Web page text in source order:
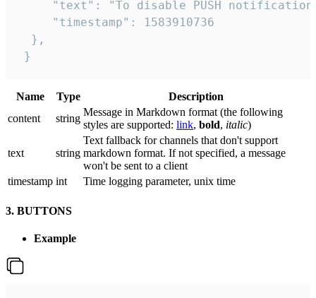
"text": "To disable PUSH
     "timestamp": 1583910736
  },
}
Name Type
Description
сontent
string
Message in Markdown format (the following
styles are supported: link, bold, italic)
text string
Text fallback for channels that don't support
markdown format. If not specified, a message
won't be sent to a client
timestamp int Time logging parameter, unix time
3. BUTTONS
Example